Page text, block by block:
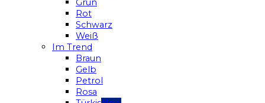
Grün
Rot
Schwarz
Weiß
Im Trend
Braun
Gelb
Petrol
Rosa